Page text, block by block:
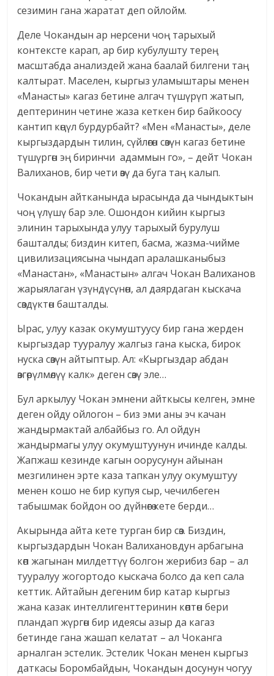
сезимин гана жаратат деп ойлойм.
Деле Чокандын ар нерсени чоң тарыхый
контексте карап, ар бир кубулушту терең
масштабда анализдей жана баалай билгени таң
калтырат. Маселен, кыргыз уламыштары менен
«Манасты» кагаз бетине алгач түшүрүп жатып,
дептеринин четине жаза кеткен бир байкоосу
кантип көңүл бурдурбайт? «Мен «Манасты», деле
кыргыздардын тилин, сүйлөгөн сөзүн кагаз бетине
түшүргөн эң биринчи адаммын го», – дейт Чокан
Валиханов, бир чети өзү да буга таң калып.
Чокандын айтканында ырасында да чындыктын
чоң үлүшү бар эле. Ошондон кийин кыргыз
элинин тарыхында улуу тарыхый бурулуш
башталды; биздин китеп, басма, жазма-чийме
цивилизациясына чындап аралашканыбыз
«Манастан», «Манастын» алгач Чокан Валиханов
жарыялаган үзүндүсүнөн, ал даярдаган кыскача
сөздүктөн башталды.
Ырас, улуу казак окумуштуусу бир гана жерден
кыргыздар тууралуу жалгыз гана кыска, бирок
нуска сөзүн айтыптыр. Ал: «Кыргыздар абдан
өзгөрүлмөлүү калк» деген сөзү эле…
Бул аркылуу Чокан эмнени айткысы келген, эмне
деген ойду ойлогон – биз эми аны эч качан
жандырмактай албайбыз го. Ал ойдун
жандырмагы улуу окумуштуунун ичинде калды.
Жапжаш кезинде кагын оорусунун айынан
мезгилинен эрте каза тапкан улуу окумуштуу
менен кошо не бир купуя сыр, чечилбеген
табышмак бойдон оо дүйнөгө кете берди…
Акырында айта кете турган бир сөз. Биздин,
кыргыздардын Чокан Валихановдун арбагына
көп жагынан милдеттүү болгон жерибиз бар – ал
тууралуу жогортодо кыскача болсо да кеп сала
кеттик. Айтайын дегеним бир катар кыргыз
жана казак интеллигенттеринин көптөн бери
пландап жүргөн бир идеясы азыр да кагаз
бетинде гана жашап келатат – ал Чоканга
арналган эстелик. Эстелик Чокан менен кыргыз
даткасы Боромбайдын, Чокандын досунун чогуу